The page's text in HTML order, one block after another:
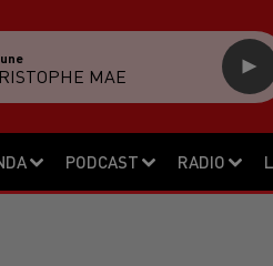
PODCAST RADIO
MAE